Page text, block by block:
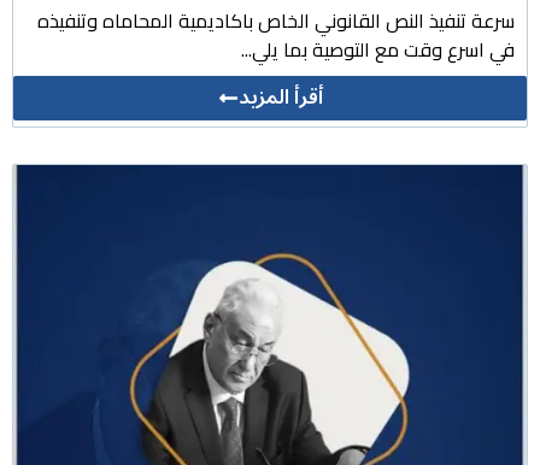
سرعة تنفيذ النص القانوني الخاص باكاديمية المحاماه وتنفيذه
في اسرع وقت مع التوصية بما يلي...
أقرأ المزيد